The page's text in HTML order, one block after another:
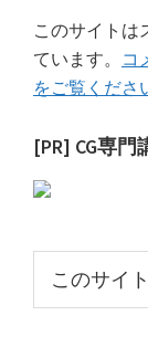
このサイトは
ています。 コ
をご覧くださ
最
初
サ
イ
[PR] CG専